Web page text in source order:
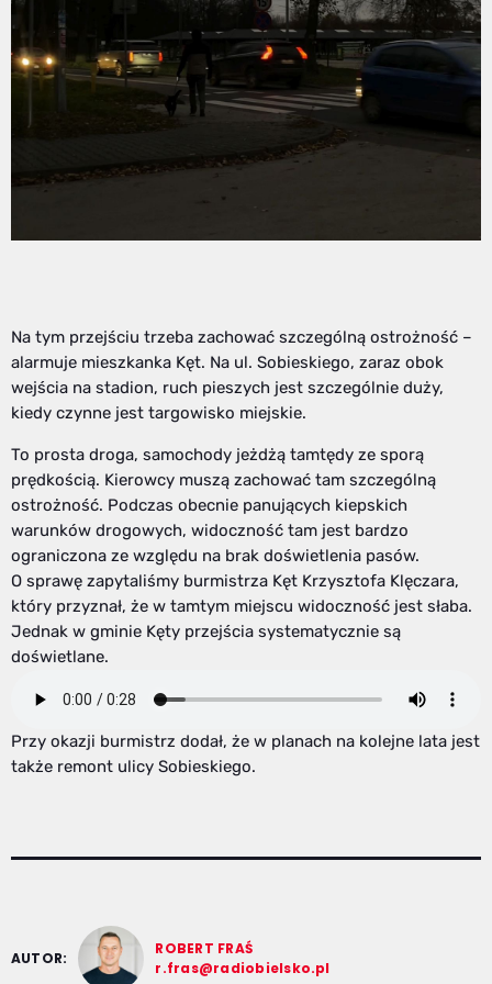
Na tym przejściu trzeba zachować szczególną ostrożność –
alarmuje mieszkanka Kęt. Na ul. Sobieskiego, zaraz obok
wejścia na stadion, ruch pieszych jest szczególnie duży,
kiedy czynne jest targowisko miejskie.
To prosta droga, samochody jeżdżą tamtędy ze sporą
prędkością. Kierowcy muszą zachować tam szczególną
ostrożność. Podczas obecnie panujących kiepskich
warunków drogowych, widoczność tam jest bardzo
ograniczona ze względu na brak doświetlenia pasów.
O sprawę zapytaliśmy burmistrza Kęt Krzysztofa Klęczara,
który przyznał, że w tamtym miejscu widoczność jest słaba.
Jednak w gminie Kęty przejścia systematycznie są
doświetlane.
Przy okazji burmistrz dodał, że w planach na kolejne lata jest
także remont ulicy Sobieskiego.
AUTOR:
ROBERT FRAŚ
r.fras@radiobielsko.pl